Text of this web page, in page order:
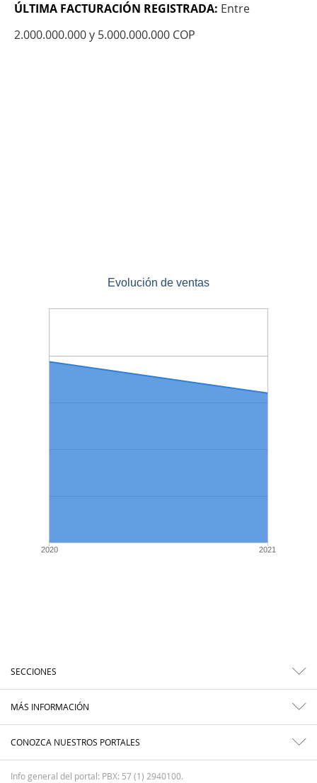
ÚLTIMA FACTURACIÓN REGISTRADA: Entre
2.000.000.000 y 5.000.000.000 COP
Evolución de ventas
2020 2021
SECCIONES
MÁS INFORMACIÓN
CONOZCA NUESTROS PORTALES
Info general del portal: PBX: 57 (1) 2940100.